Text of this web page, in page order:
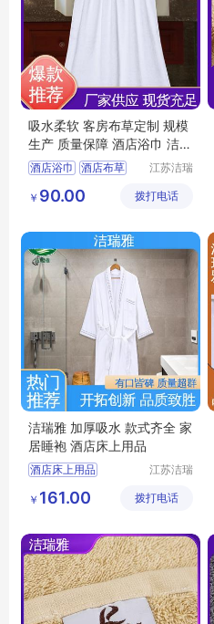
吸水柔软 客房布草定制 规模
生产 质量保障 酒店浴巾 洁瑞
雅
酒店浴巾
酒店布草
宾馆布草
江苏洁瑞
有限公司
￥ 90.00 拨打电话
洁瑞雅 加厚吸水 款式齐全 家
居睡袍 酒店床上用品
酒店床上用品
酒店睡袍
江苏洁瑞
有限公司
￥ 161.00 拨打电话